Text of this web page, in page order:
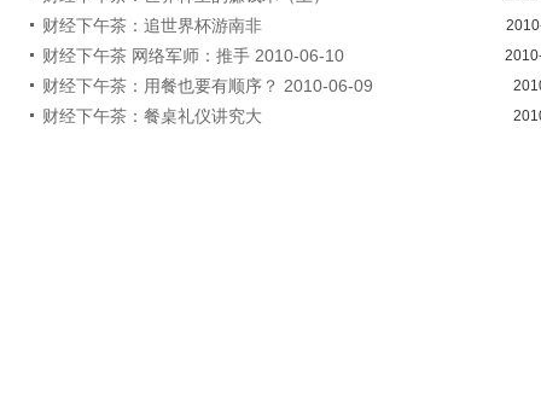
财经下午茶：追世界杯游南非
财经下午茶 网络军师：推手 2010-06-10
财经下午茶：用餐也要有顺序？ 2010-06-09
财经下午茶：餐桌礼仪讲究大